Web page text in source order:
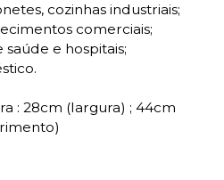
cozinhas industriais;
comerciais;
saúde e hospitais;
: 28cm (largura) ; 44cm